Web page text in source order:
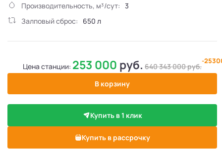
Производительность, м³/сут: 3
Залповый сброс:
650 л
Цена станции: 253 000 руб. 640 343 000руб.
-
В корзину
Купить в 1 клик
Купить в рассрочку